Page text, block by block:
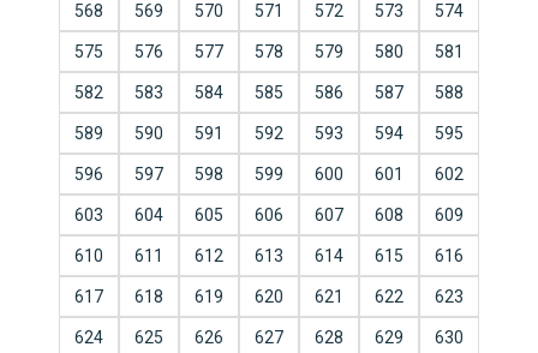
568 569 570 571 572 573 574
575 576 577 578 579 580 581
582 583 584 585 586 587 588
589 590 591 592 593 594 595
596 597 598 599 600 601 602
603 604 605 606 607 608 609
610 611 612 613 614 615 616
617 618 619 620 621 622 623
624 625 626 627 628 629 630